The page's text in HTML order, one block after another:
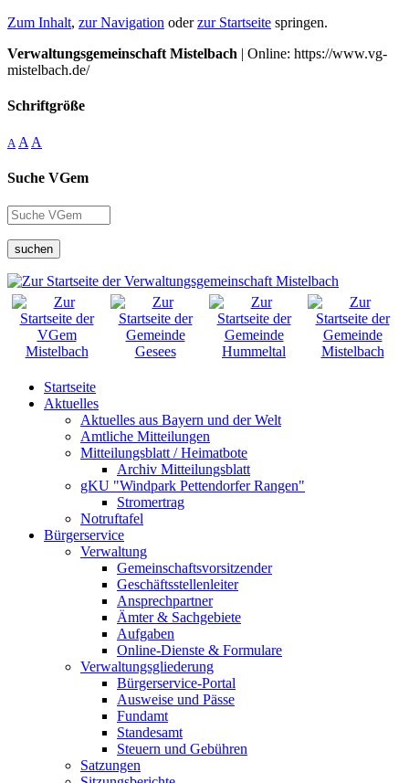
Zum Inhalt, zur Navigation oderzur Startseite springen.
Verwaltungsgemeinschaft Mistelbach | Online: https://www.vg-
mistelbach.de/
Schriftgröße
A A A
Suche VGem
suchen
Startseite
Aktuelles
Aktuelles aus Bayern und der Welt
Amtliche Mitteilungen
Mitteilungsblatt / Heimatbote
Archiv Mitteilungsblatt
gKU "Windpark Pettendorfer Rangen"
Stromertrag
Notruftafel
Bürgerservice
Verwaltung
Gemeinschaftsvorsitzender
Geschäftsstellenleiter
Ansprechpartner
Ämter & Sachgebiete
Aufgaben
Online-Dienste & Formulare
Verwaltungsgliederung
Bürgerservice-Portal
Ausweise und Pässe
Fundamt
Standesamt
Steuern und Gebühren
Satzungen